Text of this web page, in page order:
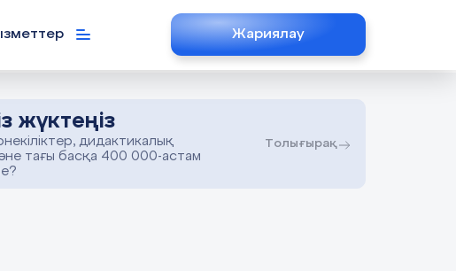
Жариялау
жүктеңіз
дидактикалық
тағы басқа 400 000-астам
Толығырақ